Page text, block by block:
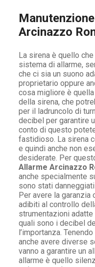
Arcinazzo
La sirena è quello
sistema di allarme,
che ci sia un suono
proprietario oppure
cosa migliore è
della sirena, che
per il ladruncolo di
decibel per garantire
conto di questo
fastidioso. La sirena
e quindi anche non
desiderate. Per
Allarme Arcinazzo
anche specialmente
sono stati
Per avere la garanzia
adibiti al controllo
strumentazioni
quali sono i decibel
l’importanza.
anche avere diverse
vanno a garantire un
allarme è quello